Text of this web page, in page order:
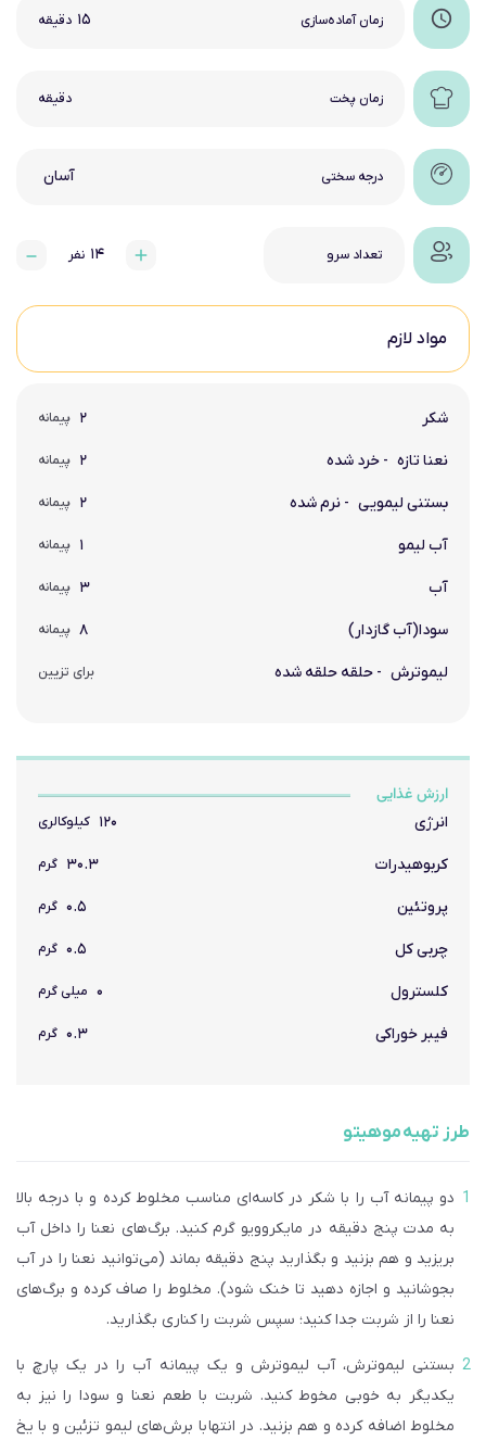
زمان آماده‌سازی ۱۵ دقیقه
زمان پخت دقیقه
درجه سختی آسان
تعداد سرو ۱۴ نفر
مواد لازم
شکر ۲ پیمانه
نعنا تازه - خرد شده ۲ پیمانه
بستنی لیمویی - نرم شده ۲ پیمانه
آب لیمو ۱ پیمانه
آب ۳ پیمانه
سودا(آب گازدار) ۸ پیمانه
لیموترش - حلقه حلقه شده برای تزیین
ارزش غذایی
انرژی ۱۲۰ کیلوکالری
کربوهیدرات ۳۰.۳ گرم
پروتئین ۰.۵ گرم
چربی کل ۰.۵ گرم
کلسترول ۰ میلی گرم
فیبر خوراکی ۰.۳ گرم
طرز تهیه موهیتو
دو پیمانه آب را با شکر در کاسه‌ای مناسب مخلوط کرده و با درجه بالا
به مدت پنج دقیقه در مایکروویو گرم کنید. برگ‌های نعنا را داخل آب
بریزید و هم بزنید و بگذارید پنج دقیقه بماند (می‌توانید نعنا را در آب
بجوشانید و اجازه دهید تا خنک شود). مخلوط را صاف کرده و برگ‌های
نعنا را از شربت جدا کنید؛ سپس شربت را کناری بگذارید.
بستنی لیموترش، آب لیموترش و یک پیمانه آب را در یک پارچ با
یکدیگر به خوبی مخوط کنید. شربت با طعم نعنا و سودا را نیز به
مخلوط اضافه کرده و هم بزنید. در انتها با برش‌های لیمو تزئین و با یخ